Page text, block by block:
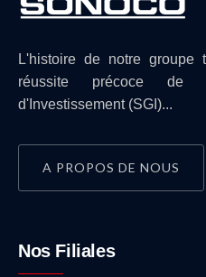
L'histoire de notre groupe
réussite précoce de
d'Investissement (SGI)...
A PROPOS DE NOUS
Nos Filiales